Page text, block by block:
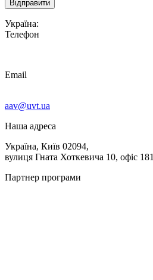
Україна:
Телефон
Email
aav@uvt.ua
Наша адреса
Україна, Київ 02094,
вулиця Гната Хоткевича 10, офіс 181
Партнер програми